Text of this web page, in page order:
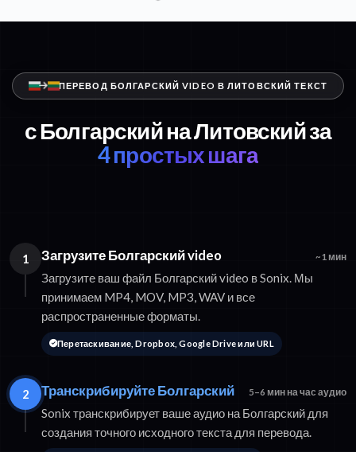
ПЕРЕВОД БОЛГАРСКИЙ VIDEO В ЛИТОВСКИЙ ТЕКСТ
с Болгарский на Литовский за
4 простых шага
1 Загрузите Болгарский video ~1 мин
Загрузите ваш файл Болгарский video в Sonix. Мы
принимаем MP4, MOV, MP3, WAV и все
распространенные форматы.
Перетаскивание, Dropbox, Google Drive или URL
2 Транскрибируйте Болгарский 5–6 мин на час аудио
Sonix транскрибирует ваше аудио на Болгарский для
создания точного исходного текста для перевода.